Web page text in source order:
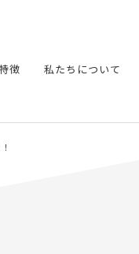
徴 私たちについて